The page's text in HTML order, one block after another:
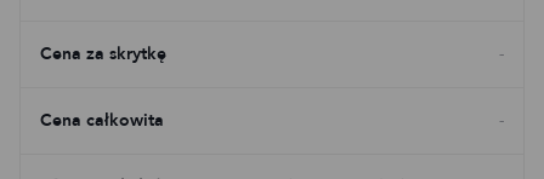
Cena za skrytkę -
Cena całkowita -